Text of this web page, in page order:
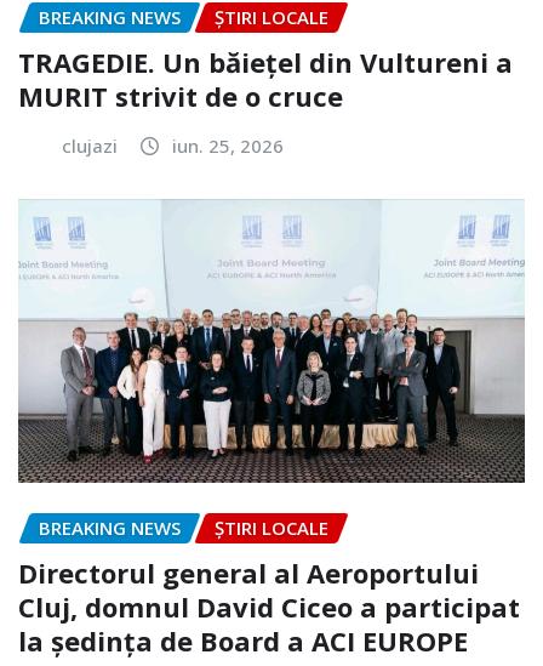
BREAKING NEWS ȘTIRI LOCALE
TRAGEDIE. Un băiețel din Vultureni a
MURIT strivit de o cruce
clujazi iun. 25, 2026
BREAKING NEWS ȘTIRI LOCALE
Directorul general al Aeroportului
Cluj, domnul David Ciceo a participat
la ședința de Board a ACI EUROPE